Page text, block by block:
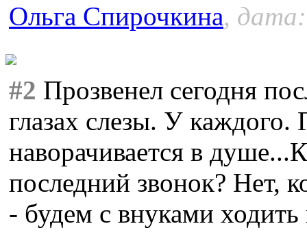
Ольга Спирочкина,
#2 Прозвенел сегодня
глазах слезы. У каждого.
наворачивается в
последний звонок? Нет,
- будем с внуками